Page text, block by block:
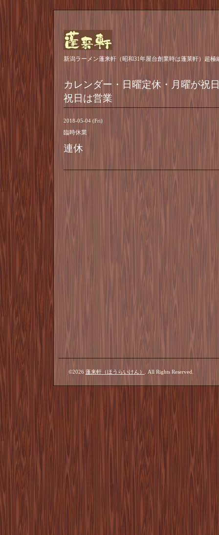
新潟ラーメン蓬来軒（昭和31年屋台創業時は蓬莱軒）超
カレンダー・日曜定休・月曜が祝
祝日は営業
2018-05-04 (Fri)
臨時休業
連休
©2026 蓬来軒（ほうらいけん） . All Rights Reserved.